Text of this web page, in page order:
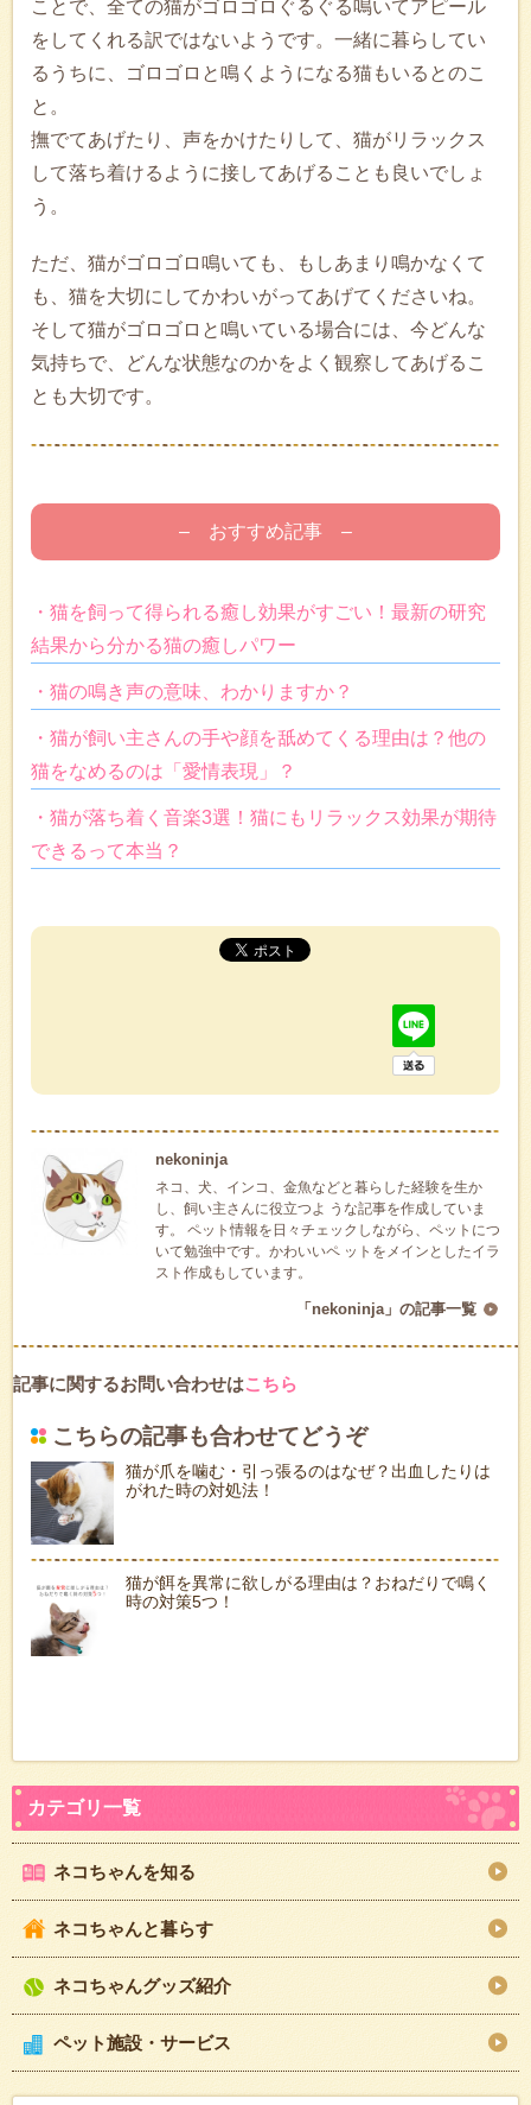
ことで、全ての猫がゴロゴロぐるぐる鳴いてアピール
をしてくれる訳ではないようです。一緒に暮らしてい
るうちに、ゴロゴロと鳴くようになる猫もいるとのこ
と。
撫でてあげたり、声をかけたりして、猫がリラックス
して落ち着けるように接してあげることも良いでしょ
う。
ただ、猫がゴロゴロ鳴いても、もしあまり鳴かなくて
も、猫を大切にしてかわいがってあげてくださいね。
そして猫がゴロゴロと鳴いている場合には、今どんな
気持ちで、どんな状態なのかをよく観察してあげるこ
とも大切です。
– おすすめ記事 –
・猫を飼って得られる癒し効果がすごい！最新の研究
結果から分かる猫の癒しパワー
・猫の鳴き声の意味、わかりますか？
・猫が飼い主さんの手や顔を舐めてくる理由は？他の
猫をなめるのは「愛情表現」？
・猫が落ち着く音楽3選！猫にもリラックス効果が期待
できるって本当？
nekoninja
ネコ、犬、インコ、金魚などと暮らした経験を生か
し、飼い主さんに役立つよ うな記事を作成していま
す。 ペット情報を日々チェックしながら、ペットにつ
いて勉強中です。かわいいペ ットをメインとしたイラ
スト作成もしています。
「nekoninja」の記事一覧
記事に関するお問い合わせはこちら
こちらの記事も合わせてどうぞ
猫が爪を噛む・引っ張るのはなぜ？出血したりは
がれた時の対処法！
猫が餌を異常に欲しがる理由は？おねだりで鳴く
時の対策5つ！
ネコちゃんを知る
ネコちゃんと暮らす
ネコちゃんグッズ紹介
ペット施設・サービス